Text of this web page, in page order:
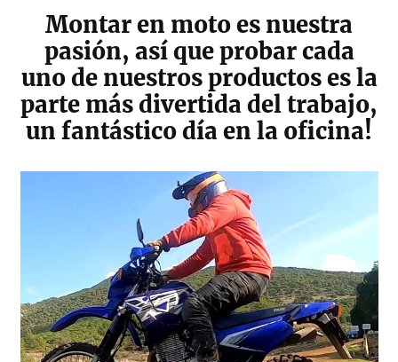
Montar en moto es nuestra
pasión, así que probar cada
uno de nuestros productos es la
parte más divertida del trabajo,
un fantástico día en la oficina!